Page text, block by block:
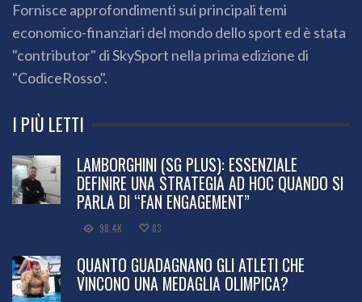
Fornisce approfondimenti sui principali temi
economico-finanziari del mondo dello sport ed è stata
"contributor" di SkySport nella prima edizione di
"CodiceRosso".
I PIÙ LETTI
LAMBORGHINI (SG PLUS): ESSENZIALE
DEFINIRE UNA STRATEGIA AD HOC QUANDO SI
PARLA DI “FAN ENGAGEMENT”
98.4K 83
QUANTO GUADAGNANO GLI ATLETI CHE
VINCONO UNA MEDAGLIA OLIMPICA?